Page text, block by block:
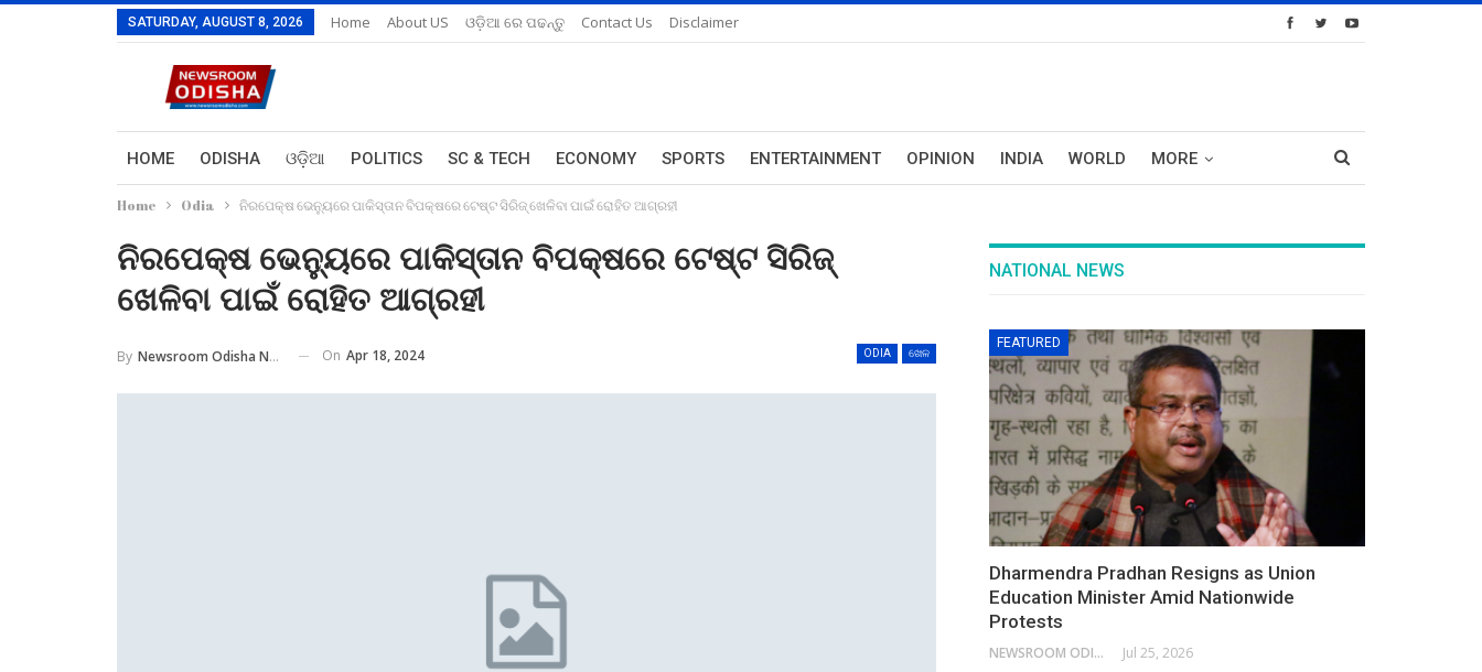
SATURDAY, AUGUST 8, 2026 Home About US ଓଡ଼ିଆ ରେ ପଢନ୍ତୁ Contact Us Disclaimer
HOME ODISHA ଓଡ଼ିଆ POLITICS SC & TECH ECONOMY SPORTS ENTERTAINMENT OPINION INDIA WORLD MORE
Home Odia ନିରପେକ୍ଷ ଭେନ୍ୟୁରେ ପାକିସ୍ତାନ ବିପକ୍ଷରେ ଟେଷ୍ଟ ସିରିଜ୍ ଖେଳିବା ପାଇଁ ରୋହିତ ଆଗ୍ରହୀ
ନିରପେକ୍ଷ ଭେନ୍ୟୁରେ ପାକିସ୍ତାନ ବିପକ୍ଷରେ ଟେଷ୍ଟ ସିରିଜ୍
ଖେଳିବା ପାଇଁ ରୋହିତ ଆଗ୍ରହୀ
ODIA ଖେଳ
By Newsroom Odisha Network On Apr 18, 2024
NATIONAL NEWS
FEATURED
Dharmendra Pradhan Resigns as Union
Education Minister Amid Nationwide
Protests
NEWSROOM ODISHA NETWORK Jul 25, 2026